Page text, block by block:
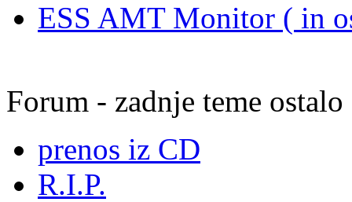
ESS AMT Monitor ( in
Forum - zadnje teme ostalo
prenos iz CD
R.I.P.